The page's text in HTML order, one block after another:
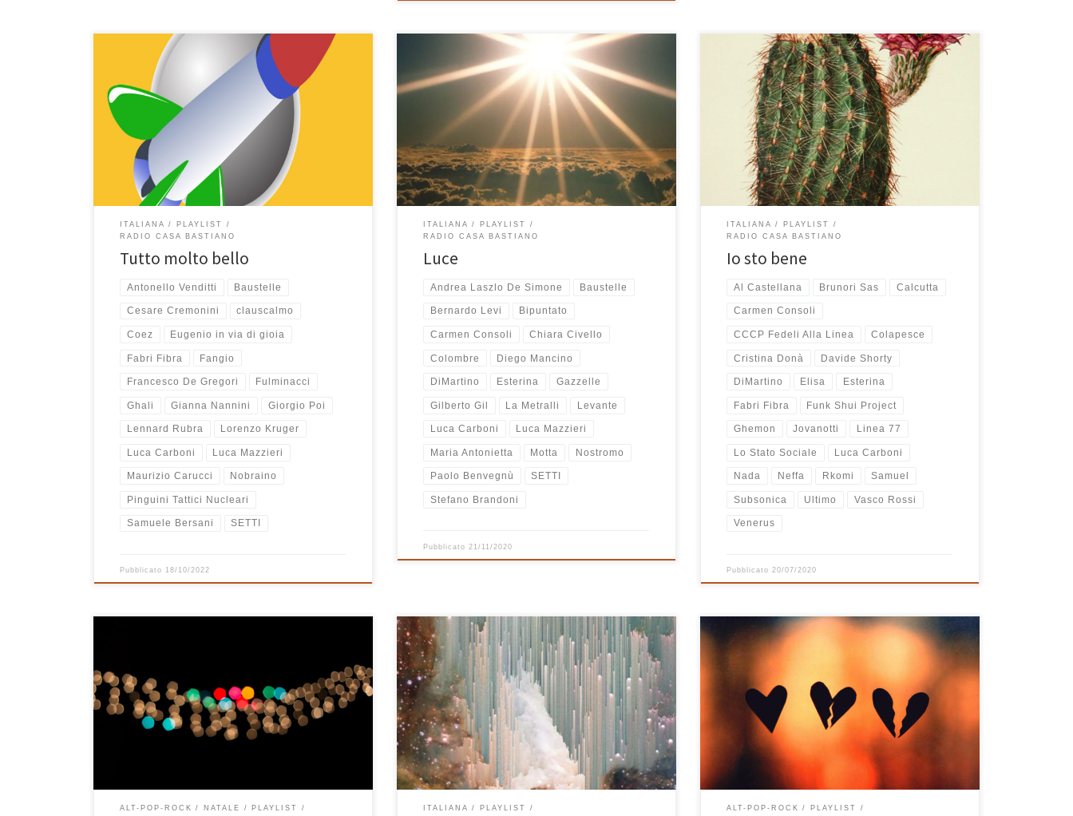
Ops! Un’altra playlist di musica italiana! Che ci volete
fare? Ormai lo sapete, nelle mie playlist ci finisce
sempre tutta la musica che ascoltiamo a Casa Bastiano
e ultimamente va così… musica italiana a gogò! A dirla
tutta e a raccontarla proprio bene, questa playlist
nasce a fine estate ed […]
ITALIANA
PLAYLIST
RADIO CASA BASTIANO
Tutto molto bello
Antonello Venditti Baustelle
Cesare Cremonini clauscalmo
Coez Eugenio in via di gioia
Fabri Fibra Fangio
Francesco De Gregori Fulminacci
Ghali Gianna Nannini Giorgio Poi
Lennard Rubra Lorenzo Kruger
Luca Carboni Luca Mazzieri
Maurizio Carucci Nobraino
Pinguini Tattici Nucleari
Samuele Bersani SETTI
Pubblicato 18/10/2022
Inizia piano piano poi si scalda, è alternativa, un po’
(molto) pop, a tratti rock, tocca perfino il jazz. Ci sono
dentro, come sempre, canzone care per vari motivi,
vecchie e nuove, a volte dimenticate in quel
calderone che è la mia playlist “x nuovi cd” dove butto
tutto quello […]
ITALIANA
PLAYLIST
RADIO CASA BASTIANO
Luce
Andrea Laszlo De Simone Baustelle
Bernardo Levi Bipuntato
Carmen Consoli Chiara Civello
Colombre Diego Mancino
DiMartino Esterina Gazzelle
Gilberto Gil La Metralli Levante
Luca Carboni Luca Mazzieri
Maria Antonietta Motta Nostromo
Paolo Benvegnù SETTI
Stefano Brandoni
Pubblicato 21/11/2020
Ci sono molte canzoni taggate con un cuore in questa
nuova playlist tutta italiana di Radio Casa Bastiano.
Sono tutte canzoni che ho ascoltato parecchio negli
ultimi mesi, per alcune è stato amore al primo ascolto,
per altre ci è voluto un po’ più di tempo, ma una volta
conquistato […]
ITALIANA
PLAYLIST
RADIO CASA BASTIANO
Io sto bene
Al Castellana Brunori Sas Calcutta
Carmen Consoli
CCCP Fedeli Alla Linea Colapesce
Cristina Donà Davide Shorty
DiMartino Elisa Esterina
Fabri Fibra Funk Shui Project
Ghemon Jovanotti Linea 77
Lo Stato Sociale Luca Carboni
Nada Neffa Rkomi Samuel
Subsonica Ultimo Vasco Rossi
Venerus
Pubblicato20/07/2020
Finalmente è Natale e anche quest’anno, come l’anno
scorso, le playlist di Natale sono arrivate! Sono tre in
tutto e questa è quella di musica italiana. Si chiama E’
Natale ed insieme a It’s Christmas e For Xmas Fight for
Happiness and Love compone un bel regalo da
ALT-POP-ROCK NATALE
PLAYLIST
Prima o poi dovevo proprio farla una playlist così!
C’erano tutte queste belle canzoni italiane che
ascoltavo da un po’ di tempo e giravano nella mia
testa che dovevano per forza trovare un posto prima
o poi in una playlist! Anno 2017, Casa Bastiano, la
playlist dal titolo Prima o […]
ITALIANA
PLAYLIST
Playlist del 2015, un mix particolare tra belle canzoni
italiane poco note a cui sono affezionato come La
costanza di Francesco di Bella, Canto Del Vuoto degli
Ustmamò, Pezzo D’amore di Riccardo Sinigallia e
Reale di Colapesce, brani che mi hanno subito colpito
al cuore come A Heartbreak di Angus […]
ALT-POP-ROCK
PLAYLIST